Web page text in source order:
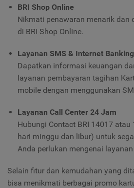
BRI Shop Online
Nikmati penawaran menarik dan
di BRI Shop Online.
Layanan SMS & Internet Banking
Dapatkan informasi keuangan
layanan pembayaran tagihan
mobile dengan menggunakan
Layanan Call Center 24 Jam
Hubungi Contact BRI 14017
hari minggu dan libur) untuk
Anda perlukan mengenai
Selain fitur dan kemudahan yang
bisa menikmati berbagai promo